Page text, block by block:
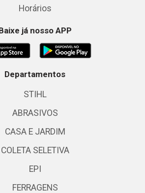
Horários
já nosso APP
Departamentos
STIHL
ABRASIVOS
CASA E JARDIM
COLETA SELETIVA
EPI
FERRAGENS